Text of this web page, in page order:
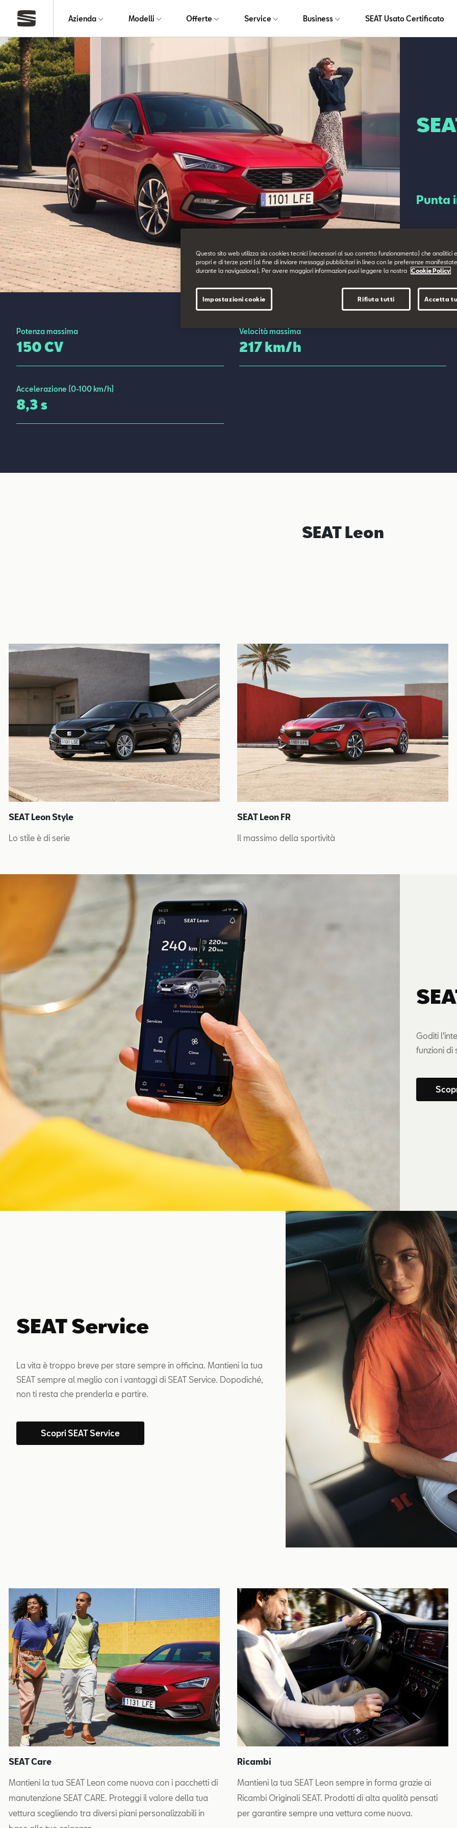
Azienda Modelli Offerte Service Business SEAT Usato Certificato
Punta
Potenza massima
150 CV
Velocità massima
217 km/h
Accelerazione (0-100 km/h)
8,3 s
SEAT Leon
SEAT Leon Style
Lo stile è di serie
SEAT Leon FR
Il massimo della sportività
Goditi
funzioni di
SEAT Service
La vita è troppo breve per stare sempre in officina. Mantieni la tua
SEAT sempre al meglio con i vantaggi di SEAT Service. Dopodiché,
non ti resta che prenderla e partire.
Scopri SEAT Service
SEAT Care
Mantieni la tua SEAT Leon come nuova con i pacchetti di
manutenzione SEAT CARE. Proteggi il valore della tua
vettura scegliendo tra diversi piani personalizzabili in
Ricambi
Mantieni la tua SEAT Leon sempre in forma grazie ai
Ricambi Originali SEAT. Prodotti di alta qualità pensati
per garantire sempre una vettura come nuova.
Questo sito web utilizza sia cookies tecnici (necessari al suo corretto funzionamento) che analitici
propri e di terze parti (al fine di inviare messaggi pubblicitari in linea con le preferenze
durante la navigazione). Per avere maggiori informazioni puoi leggere la nostra
Cookie Policy
Rifiuta tutti Accetta
Impostazioni cookie